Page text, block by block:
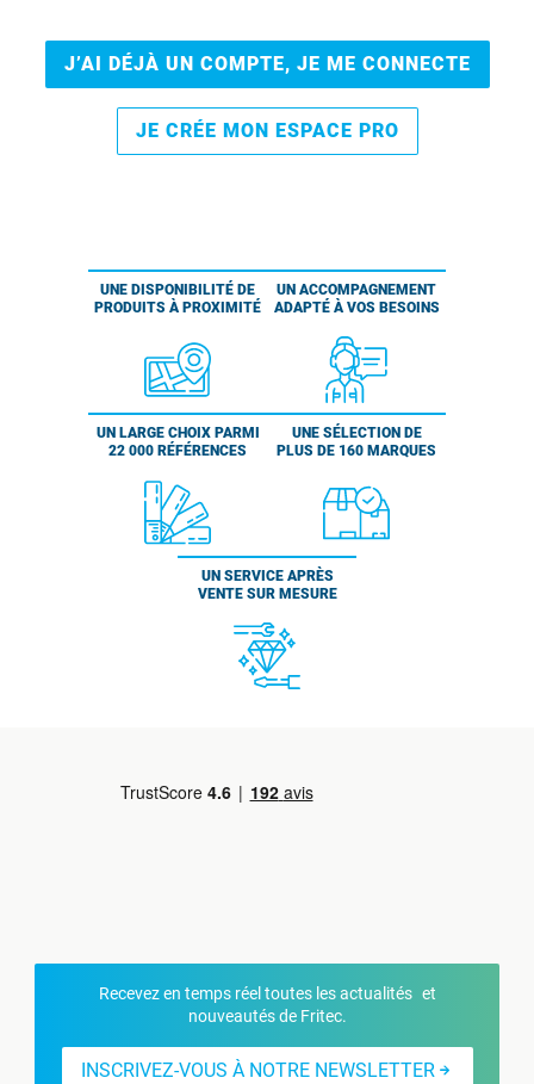
J’AI DÉJÀ UN COMPTE, JE ME CONNECTE
JE CRÉE MON ESPACE PRO
UNE DISPONIBILITÉ DE
PRODUITS À PROXIMITÉ
UN ACCOMPAGNEMENT
ADAPTÉ À VOS BESOINS
UN LARGE CHOIX PARMI
22 000 RÉFÉRENCES
UNE SÉLECTION DE
PLUS DE 160 MARQUES
UN SERVICE APRÈS
VENTE SUR MESURE
Recevez en temps réel toutes les actualités et
nouveautés de Fritec.
INSCRIVEZ-VOUS À NOTRE NEWSLETTER